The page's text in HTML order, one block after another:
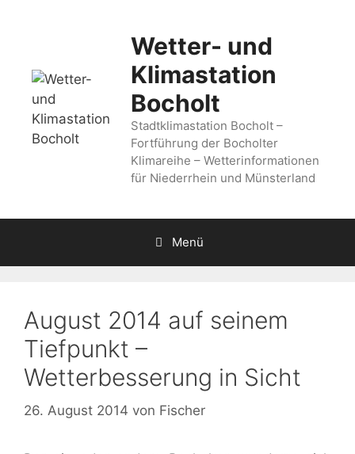
Wetter- und
Klimastation
Bocholt
Stadtklimastation Bocholt –
Fortführung der Bocholter
Klimareihe – Wetterinformationen
für Niederrhein und Münsterland
Menü
August 2014 auf seinem
Tiefpunkt –
Wetterbesserung in Sicht
26. August 2014 von Fischer